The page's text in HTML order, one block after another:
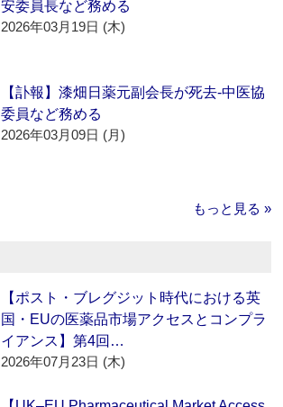
安委員長など務める
2026年03月19日 (木)
【訃報】漆畑日薬元副会長が死去‐中医協
委員など務める
2026年03月09日 (月)
もっと見る »
【ポスト・ブレグジット時代における英
国・EUの医薬品市場アクセスとコンプラ
イアンス】第4回…
2026年07月23日 (木)